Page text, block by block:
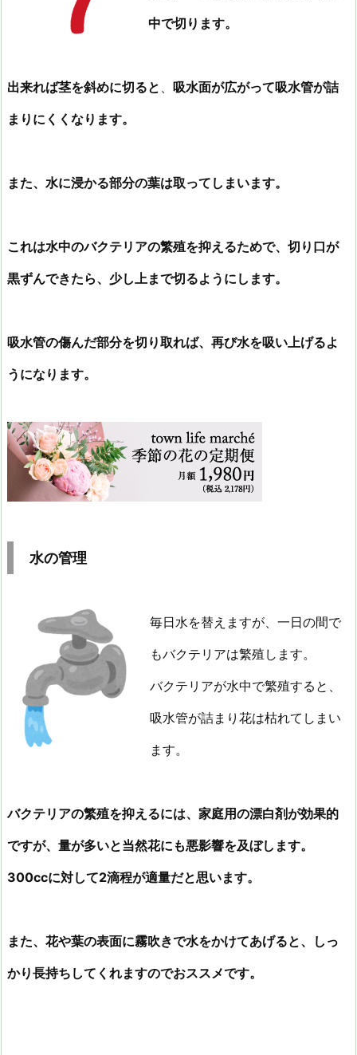
中で切ります。
出来れば茎を斜めに切ると
吸水面が広がって吸水管が詰
まりにくくなります。
また、水に浸かる部分の葉は取ってしまいます。
これは水中のバクテリアの繁殖を抑えるためで、切り口が
黒ずんできたら、少し上まで切るようにします。
吸水管の傷んだ部分を切り取れば、再び水を吸い上げるよ
うになります。
水の管理
毎日水を替えますが、一日の間で
もバクテリアは繁殖します。
バクテリアが水中で繁殖すると、
吸水管が詰まり花は枯れてしまい
ます。
バクテリアの繁殖を抑えるには、家庭用の漂白剤が効果的
ですが、量が多いと当然花にも悪影響を及ぼします。
300ccに対して2滴程が適量だと思います。
また、花や葉の表面に霧吹きで水をかけてあげると、しっ
かり長持ちしてくれますのでおススメです。